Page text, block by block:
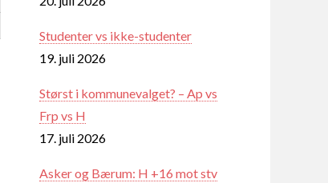
Studenter vs ikke-studenter
19. juli 2026
Størst i kommunevalget? – Ap vs
Frp vs H
17. juli 2026
Asker og Bærum: H +16 mot stv